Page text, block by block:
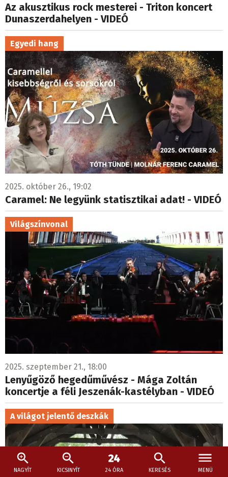
NAGYÍT KICSINYÍT 24 ÓRA KERESÉS MENÜ
Az akusztikus rock mesterei - Triton koncert
Dunaszerdahelyen - VIDEÓ
Egyedi hang
2025. október 26., 19:02
Caramel: Ne legyünk statisztikai adat! - VIDEÓ
Világszínvonal
2025. szeptember 21., 18:00
Lenyűgöző hegedűművész - Mága Zoltán
koncertje a féli Jeszenák-kastélyban - VIDEÓ
A világot jelentő deszkák